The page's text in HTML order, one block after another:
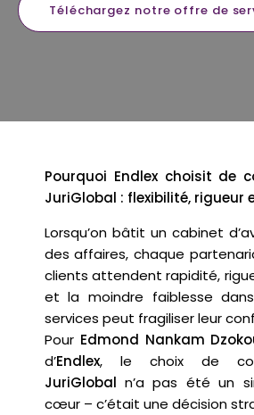
Téléchargez notre offre de
Pourquoi Endlex choisit de
JuriGlobal : flexibilité, rigueur
Lorsqu’on bâtit un cabinet
des affaires, chaque
clients attendent rapidité,
et la moindre faiblesse
services peut fragiliser leur
Pour Edmond Nankam
d’Endlex, le choix de
JuriGlobal n’a pas été un
cœur – c’était une décision